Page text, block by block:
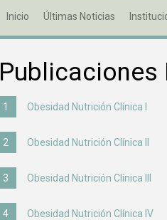
Inicio Últimas Noticias
Publicaciones
Obesidad Nutrición Clínica I
Obesidad Nutrición Clínica II
Obesidad Nutrición Clínica III
Obesidad Nutrición Clínica IV